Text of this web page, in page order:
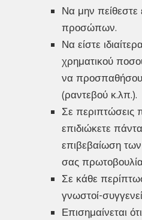
Να μην πείθεστε
προσώπων.
Να είστε
χρηματικού
να
(ραντεβού κ.λπ.).
Σε περιπτώσεις
επιδιώκετε
επιβεβαίωση των
σας
Σε κάθε
γνωστοί-
Επισημαίνεται